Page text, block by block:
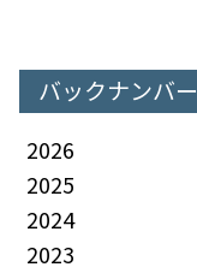
バックナンバー
2026
2025
2024
2023